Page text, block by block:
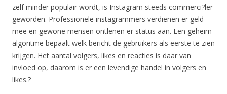
zelf minder populair wordt, is Instagram steeds commerci?ler
geworden. Professionele instagrammers verdienen er geld
mee en gewone mensen ontlenen er status aan. Een geheim
algoritme bepaalt welk bericht de gebruikers als eerste te zien
krijgen. Het aantal volgers, likes en reacties is daar van
invloed op, daarom is er een levendige handel in volgers en
likes.?